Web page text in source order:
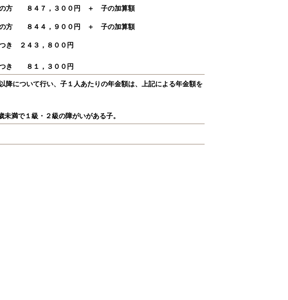
の方 ８４７，３００円 ＋ 子の加算額
の方 ８４４，９００円 ＋ 子の加算額
２４３，８００円
，３００円
について行い、子１人あたりの年金額は、上記による年金額を
満で１級・２級の障がいがある子。